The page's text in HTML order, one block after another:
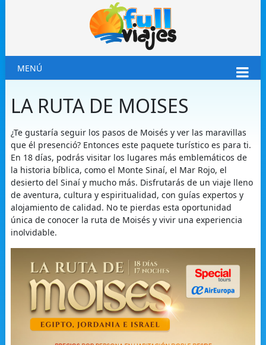
MENÚ
LA RUTA DE MOISES
¿Te gustaría seguir los pasos de Moisés y ver las maravillas
que él presenció? Entonces este paquete turístico es para ti.
En 18 días, podrás visitar los lugares más emblemáticos de
la historia bíblica, como el Monte Sinaí, el Mar Rojo, el
desierto del Sinaí y mucho más. Disfrutarás de un viaje lleno
de aventura, cultura y espiritualidad, con guías expertos y
alojamiento de calidad. No te pierdas esta oportunidad
única de conocer la ruta de Moisés y vivir una experiencia
inolvidable.